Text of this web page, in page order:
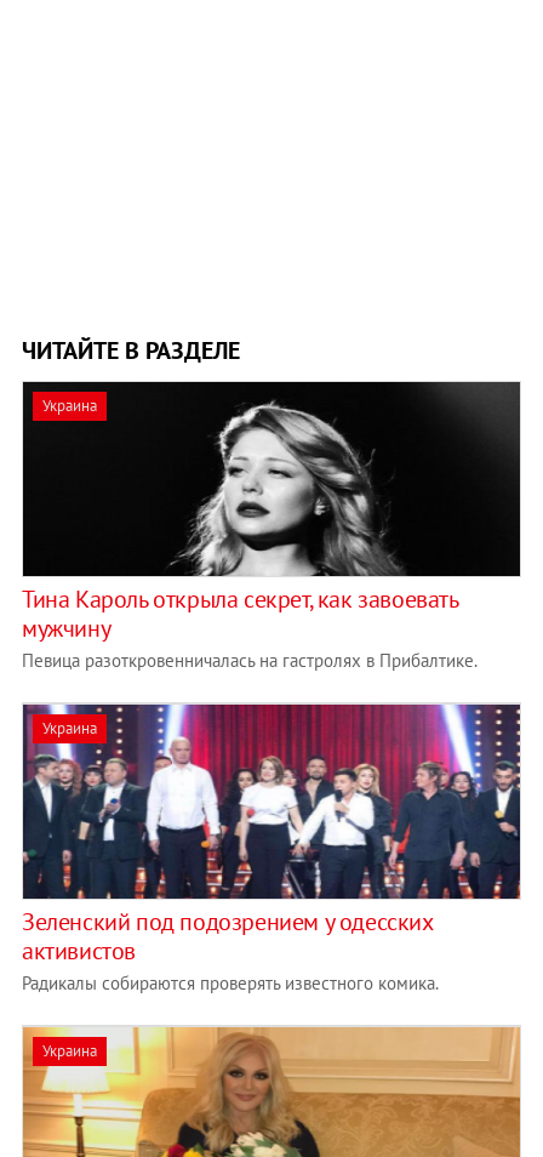
ЧИТАЙТЕ В РАЗДЕЛЕ
Украина
Тина Кароль открыла секрет, как завоевать
мужчину
Певица разоткровенничалась на гастролях в Прибалтике.
Украина
Зеленский под подозрением у одесских
активистов
Радикалы собираются проверять известного комика.
Украина